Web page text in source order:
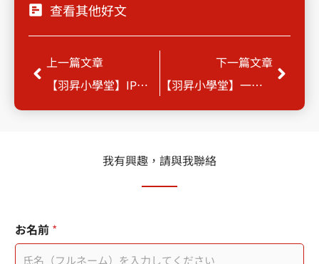
查看其他好文
Prev
上一篇文章
【羽昇小學堂】IP位址對應
下一篇文章
【羽昇小學堂】一分鐘學會設定 Google Workspace 新帳號 – 快速了解基本帳號建立流程
Next
我有興趣，請與我聯絡
頁
面
連
お
名
前
お名前 *